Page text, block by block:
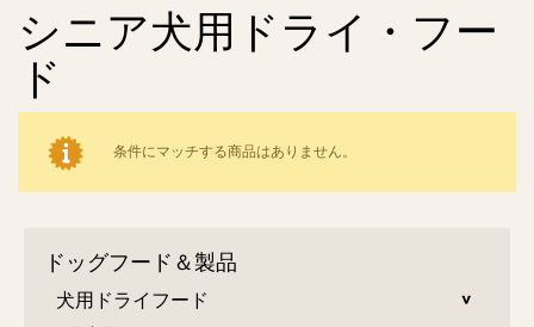
シニア犬用ドライ・フー
ド
条件にマッチする商品はありません。
ドッグフード＆製品
犬用ドライフード